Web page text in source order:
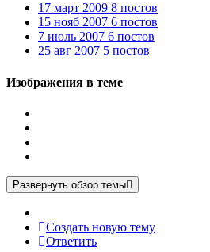
17 март 2009 8 постов
15 нояб 2007 6 постов
7 июль 2007 6 постов
25 авг 2007 5 постов
Изображения в теме
Развернуть обзор темы
Создать новую тему
Ответить